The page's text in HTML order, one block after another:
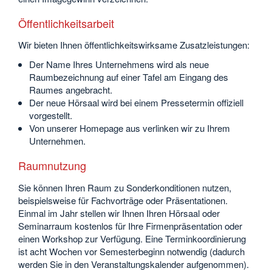
Öffentlichkeitsarbeit
Wir bieten Ihnen öffentlichkeitswirksame Zusatzleistungen:
Der Name Ihres Unternehmens wird als neue
Raumbezeichnung auf einer Tafel am Eingang des
Raumes angebracht.
Der neue Hörsaal wird bei einem Pressetermin offiziell
vorgestellt.
Von unserer Homepage aus verlinken wir zu Ihrem
Unternehmen.
Raumnutzung
Sie können Ihren Raum zu Sonderkonditionen nutzen,
beispielsweise für Fachvorträge oder Präsentationen.
Einmal im Jahr stellen wir Ihnen Ihren Hörsaal oder
Seminarraum kostenlos für Ihre Firmenpräsentation oder
einen Workshop zur Verfügung. Eine Terminkoordinierung
ist acht Wochen vor Semesterbeginn notwendig (dadurch
werden Sie in den Veranstaltungskalender aufgenommen).